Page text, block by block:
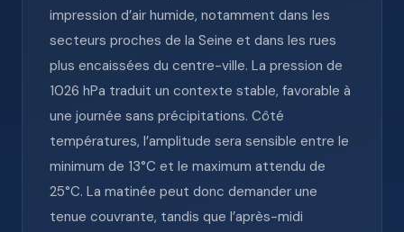
impression d’air humide, notamment dans les
secteurs proches de la Seine et dans les rues
plus encaissées du centre-ville. La pression de
1026 hPa traduit un contexte stable, favorable à
une journée sans précipitations. Côté
températures, l’amplitude sera sensible entre le
minimum de 13°C et le maximum attendu de
25°C. La matinée peut donc demander une
tenue couvrante, tandis que l’après-midi